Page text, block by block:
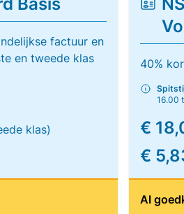
factuur en
en tweede klas
klas)
40%
16.00
€
€
Al